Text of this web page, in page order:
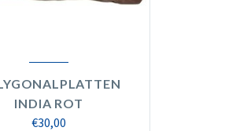
INDIA ROT
€30,00